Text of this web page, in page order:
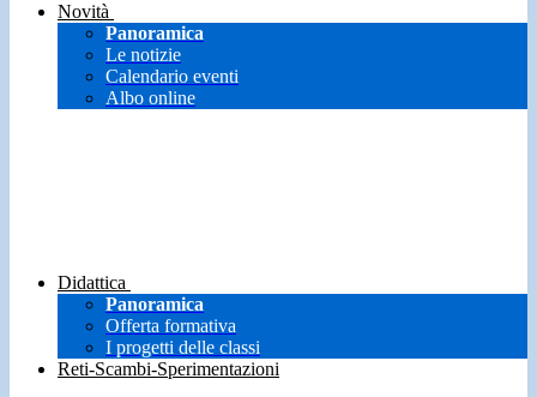
Novità
Panoramica
Le notizie
Calendario eventi
Albo online
Didattica
Panoramica
Offerta formativa
I progetti delle classi
Reti-Scambi-Sperimentazioni